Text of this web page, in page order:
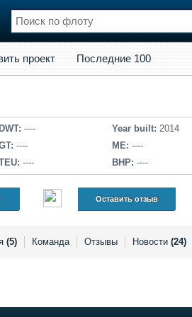
и семинары
Флот
Отзывы
Все службы
проект Последние 100
DWT: ----
----
----
Year built: 2014
ME: ----
BHP: ----
Оставить отзыв
(5) Команда Отзывы Новости (24)